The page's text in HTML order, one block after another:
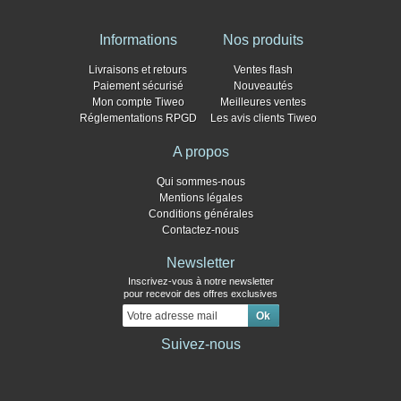
Informations
Livraisons et retours
Paiement sécurisé
Mon compte Tiweo
Réglementations RPGD
Nos produits
Ventes flash
Nouveautés
Meilleures ventes
Les avis clients Tiweo
A propos
Qui sommes-nous
Mentions légales
Conditions générales
Contactez-nous
Newsletter
Inscrivez-vous à notre newsletter
pour recevoir des offres exclusives
Suivez-nous